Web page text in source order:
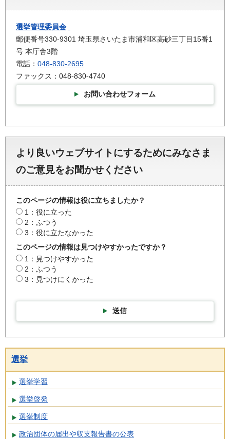
選挙管理委員会
郵便番号330-9301 埼玉県さいたま市浦和区高砂三丁目15番1
号 本庁舎3階
電話： 048-830-2695
ファックス：048-830-4740
お問い合わせフォーム
より良いウェブサイトにするためにみなさま
のご意見をお聞かせください
このページの情報は役に立ちましたか？
1：役に立った
2：ふつう
3：役に立たなかった
このページの情報は見つけやすかったですか？
1：見つけやすかった
2：ふつう
3：見つけにくかった
送信
選挙
選挙学習
選挙啓発
選挙制度
政治団体の届出や収支報告書の公表